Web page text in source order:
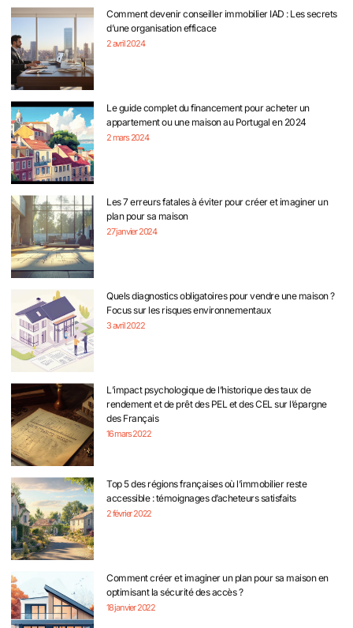
Comment devenir conseiller immobilier IAD : Les secrets
d’une organisation efficace
2 avril 2024
Le guide complet du financement pour acheter un
appartement ou une maison au Portugal en 2024
2 mars 2024
Les 7 erreurs fatales à éviter pour créer et imaginer un
plan pour sa maison
27 janvier 2024
Quels diagnostics obligatoires pour vendre une maison ?
Focus sur les risques environnementaux
3 avril 2022
L’impact psychologique de l’historique des taux de
rendement et de prêt des PEL et des CEL sur l’épargne
des Français
16 mars 2022
Top 5 des régions françaises où l’immobilier reste
accessible : témoignages d’acheteurs satisfaits
2 février 2022
Comment créer et imaginer un plan pour sa maison en
optimisant la sécurité des accès ?
18 janvier 2022